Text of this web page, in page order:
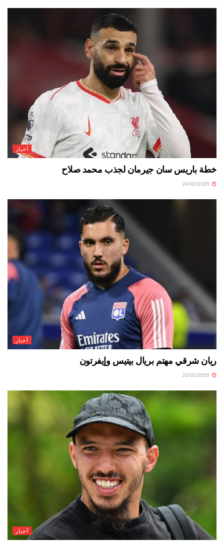
أخبار
خطة باريس سان جيرمان لجذب محمد صلاح
أخبار
ريان شرقي مهتم بريال بيتيس وإيفرتون
أخبار